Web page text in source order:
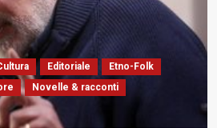
Editoriale
Etno-Folk
Novelle & racconti